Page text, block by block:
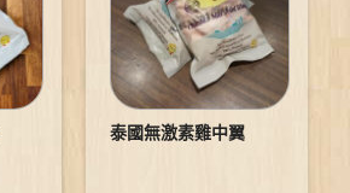
泰國無激素雞中翼